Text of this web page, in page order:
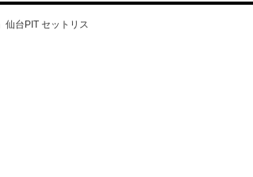
台PIT セットリス